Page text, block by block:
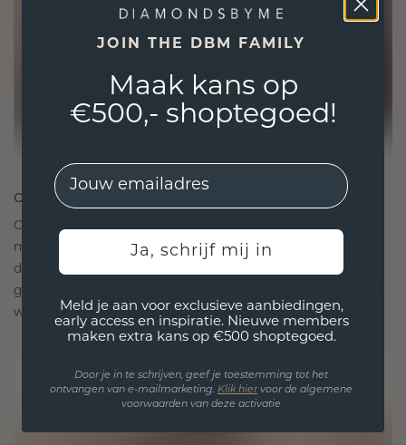
ONTWORPEN VOOR VERBINDING
Onze ontwerpfilosofie is gericht op verbinding,
met elk stuk ontworpen om de tand des tijds te
doorstaan. Het wordt jouw symbool van liefde en
gekoesterde momenten, bedoeld om voor altijd te
worden gedragen en gekoesterd.
JOIN THE DBM FAMILY
Maak kans op
€500,- shoptegoed!
EMail
Ja, schrijf mij in
Meld je aan voor exclusieve aanbiedingen,
early access en inspiratie. Nieuwe members
maken extra kans op €500 shoptegoed.
Door je in te schrijven, geef je toestemming tot het
ontvangen van e-mailmarketing. Klik hiervoor de algemene
voorwaarden van deze activatie